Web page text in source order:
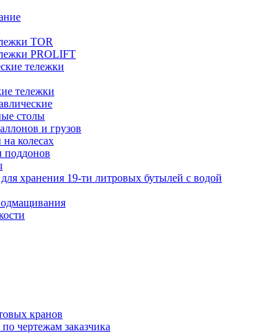
TOR
PROLIFT
тележки
тележки
столы
и грузов
колесах
поддонов
хранения 19-ти литровых бутылей с водой
кранов
чертежам заказчика